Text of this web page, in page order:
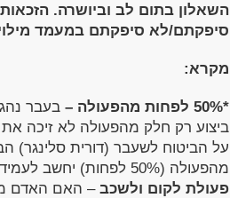
השאלון בתום לב וביושרה.
סיפקתם/לא סיפקתם במעמד
מקרא:
*50% לפחות מהפעולה –
בעבר
על הביטוח לשעבר (דורית סלינגר)
מהפעולה (50% לפחות) יחשב לעמידה בתנאי.
פעולת לקום ולשכב – האם האדם